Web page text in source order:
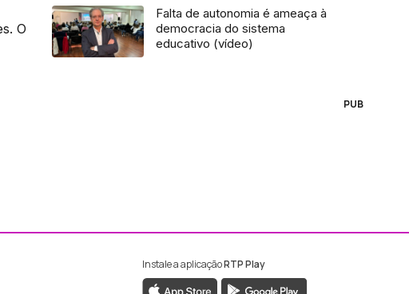
O
Falta de autonomia é ameaça à
democracia do sistema
educativo (vídeo)
PUB
Facebook da RTP Madeira
ao Instagram da RTP Madeira
Instale a aplicaçãoRTP Play